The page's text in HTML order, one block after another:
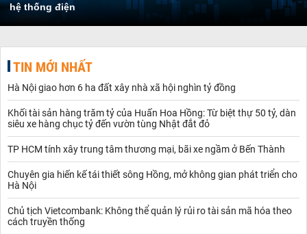
hệ thống điện
TIN MỚI NHẤT
Hà Nội giao hơn 6 ha đất xây nhà xã hội nghìn tỷ đồng
Khối tài sản hàng trăm tỷ của Huấn Hoa Hồng: Từ biệt thự 50 tỷ, dàn
siêu xe hàng chục tỷ đến vườn tùng Nhật đắt đỏ
TP HCM tính xây trung tâm thương mại, bãi xe ngầm ở Bến Thành
Chuyên gia hiến kế tái thiết sông Hồng, mở không gian phát triển cho
Hà Nội
Chủ tịch Vietcombank: Không thể quản lý rủi ro tài sản mã hóa theo
cách truyền thống